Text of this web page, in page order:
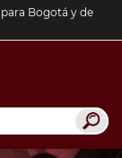
Bogotá y de